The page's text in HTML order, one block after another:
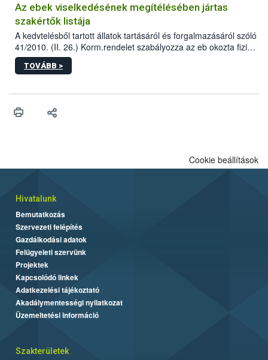
Az ebek viselkedésének megítélésében jártas
szakértők listája
A kedvtelésből tartott állatok tartásáról és forgalmazásáról szóló
41/2010. (II. 26.) Korm.rendelet szabályozza az eb okozta fizikai
sérülés, illetve ennek veszélye keletkezésekor felmerülő
hatósági feladatokat, valamint a veszélyes eb tartását és annak
vonni az ebek viselkedésének megítélésében jártas szakértőt.
TOVÁBB >
Cookie beállítások
Hivatalunk
Bemutatkozás
Szervezeti felépítés
Gazdálkodási adatok
Felügyeleti szervünk
Projektek
Kapcsolódó linkek
Adatkezelési tájékoztató
Akadálymentességi nyilatkozat
Üzemeltetési információ
Szakterületek